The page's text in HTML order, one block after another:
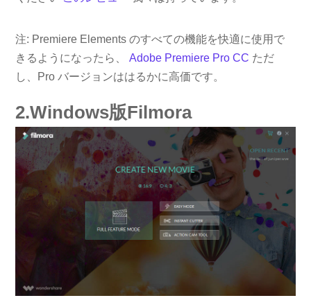
注: Premiere Elements のすべての機能を快適に使用で
きるようになったら、Adobe Premiere Pro CC ただ
し、Pro バージョンははるかに高価です。
2.Windows版Filmora